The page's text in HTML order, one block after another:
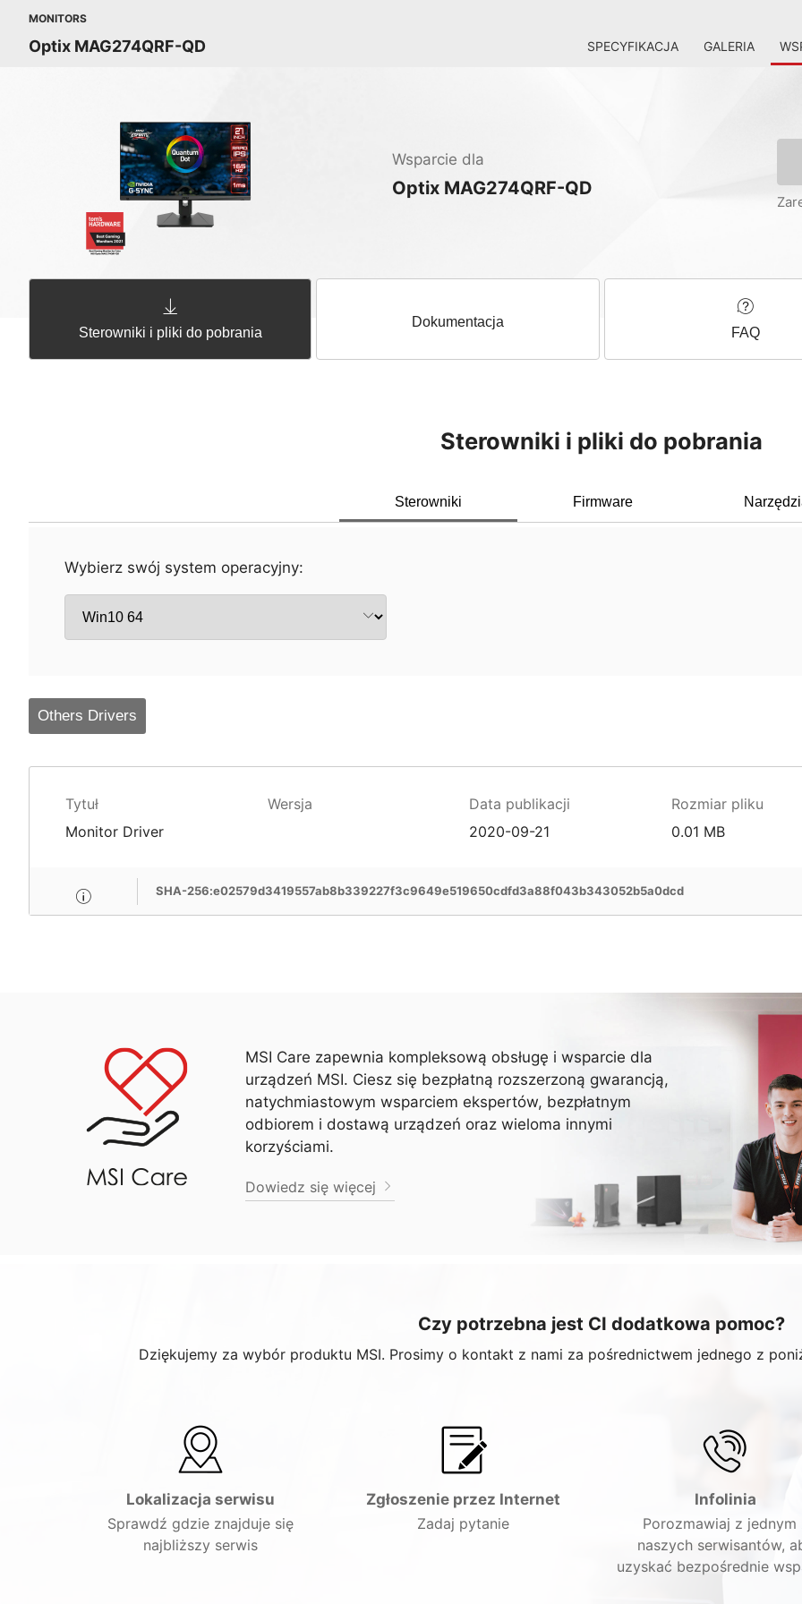
MONITORS
Optix MAG274QRF-QD SPECYFIKACJA GALERIA
Wsparcie dla
Optix MAG274QRF-QD
Sterowniki i pliki do pobrania
Dokumentacja
FAQ
Sterowniki i pliki do pobrania
Sterowniki Firmware
Wybierz swój system operacyjny:
Others Drivers
Tytuł Wersja Data publikacji
Rozmiar pliku
Monitor Driver
2020-09-21 0.01 MB
SHA-256:e02579d3419557ab8b339227f3c9649e519650cdfd3a88f043b343052b5a0dcd
MSI Care zapewnia kompleksową obsługę i wsparcie dla
urządzeń MSI. Ciesz się bezpłatną rozszerzoną gwarancją,
natychmiastowym wsparciem ekspertów, bezpłatnym
odbiorem i dostawą urządzeń oraz wieloma innymi
korzyściami.
Dowiedz się więcej
Czy potrzebna jest CI dodatkowa pomoc?
Dziękujemy za wybór produktu MSI. Prosimy o kontakt z nami za pośrednictwem jednego z
Lokalizacja serwisu
Sprawdź gdzie znajduje się
najbliższy serwis
Zgłoszenie przez Internet
Zadaj pytanie
Infolinia
Porozmawiaj z jednym
naszych serwisantów,
uzyskać bezpośrednie